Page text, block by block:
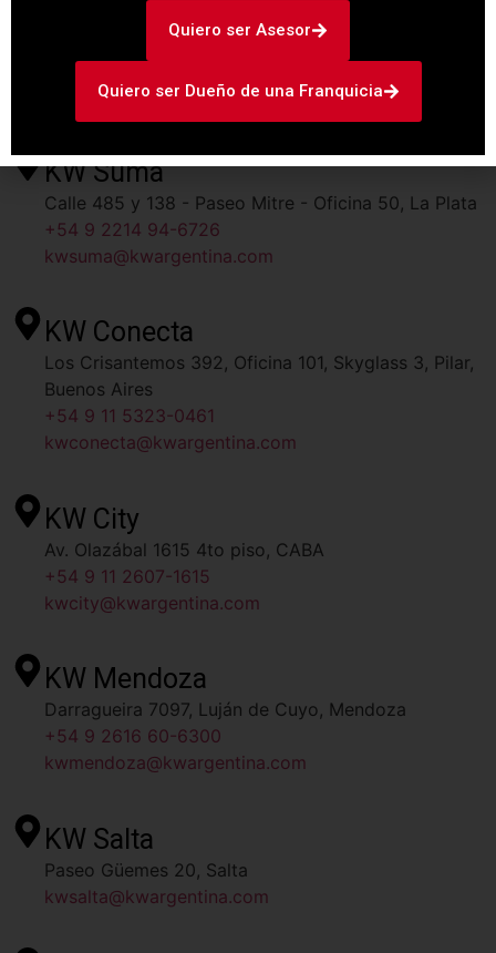
KW Centro
Av. San Martín 6324, Devoto
+54 9 11 2319-4511
kwcentro@kwargentina.com
KW Suma
Calle 485 y 138 - Paseo Mitre - Oficina 50, La Plata
+54 9 2214 94-6726
kwsuma@kwargentina.com
KW Conecta
Los Crisantemos 392, Oficina 101, Skyglass 3, Pilar,
Buenos Aires
+54 9 11 5323-0461
kwconecta@kwargentina.com
KW City
Av. Olazábal 1615 4to piso, CABA
+54 9 11 2607-1615
kwcity@kwargentina.com
KW Mendoza
Darragueira 7097, Luján de Cuyo, Mendoza
+54 9 2616 60-6300
kwmendoza@kwargentina.com
KW Salta
Paseo Güemes 20, Salta
kwsalta@kwargentina.com
Quiero ser Asesor
Quiero ser Dueño de una Franquicia